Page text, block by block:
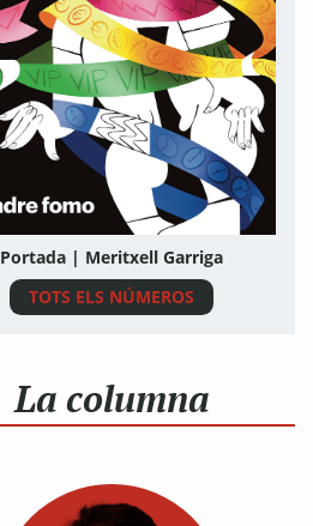
Portada | Meritxell Garriga
TOTS ELS NÚMEROS
La columna